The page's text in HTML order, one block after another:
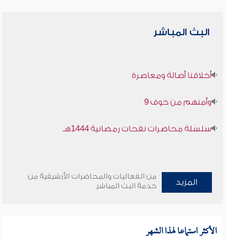
البث المباشر
أخلاقنا أصالة ومعاصرة
وأمنهم من خوف 9
سلسلة محاضرات نفحات رمضانية 1444هـ
المزيد
من الفعاليات والمحاضرات الأرشيفية من
خدمة البث المباشر
الأكثر استماعا لهذا الشهر